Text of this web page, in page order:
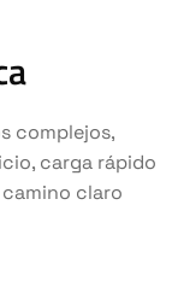
complejos,
carga rápido
claro